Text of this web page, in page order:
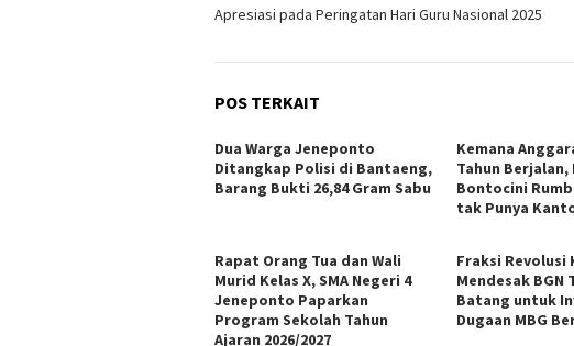
Apresiasi pada Peringatan Hari Guru Nasional 2025
POS TERKAIT
Dua Warga Jeneponto
Ditangkap Polisi di Bantaeng,
Barang Bukti 26,84 Gram Sabu
Kemana
Tahun Berjalan,
Bontocini
tak Punya
Rapat Orang Tua dan Wali
Murid Kelas X, SMA Negeri 4
Jeneponto Paparkan
Program Sekolah Tahun
Ajaran 2026/2027
Fraksi Revolusi
Mendesak BGN
Batang untuk
Dugaan MBG